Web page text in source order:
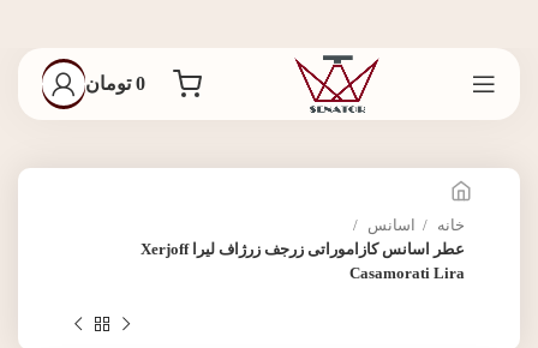
0 تومان
خانه
اسانس
عطر اسانس کازاموراتی زرجف زرژاف لیرا Xerjoff
Casamorati Lira